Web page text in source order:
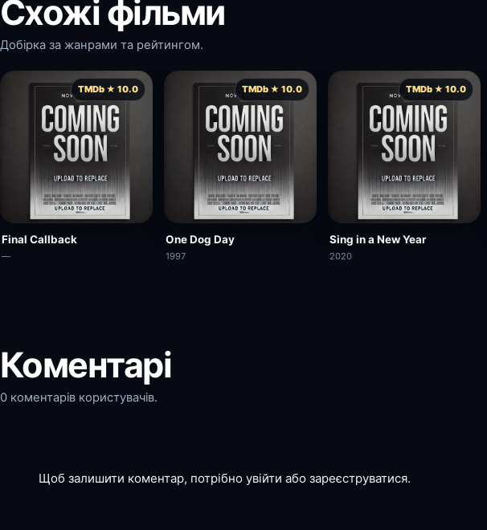
Схожі фільми
Добірка за жанрами та рейтингом.
TMDb ★ 10.0
Final Callback
—
TMDb ★ 10.0
One Dog Day
1997
TMDb ★ 10.0
Sing in a New Year
2020
Коментарі
0 коментарів користувачів.
Щоб залишити коментар, потрібно увійти або зареєструватися.